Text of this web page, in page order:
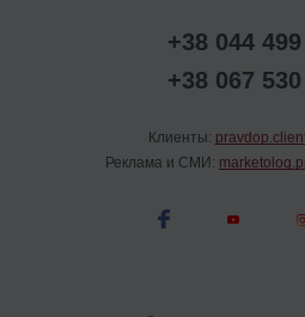
+38 044
+38 067
Клиенты:
Реклама и СМИ: